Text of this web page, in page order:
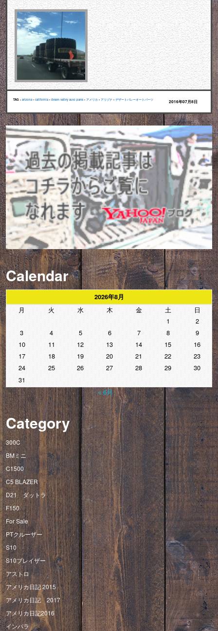
TAG : arizona • california • desert valley auto parts • アメリカ • アリゾナ • デザートバレーオートパーツ 2016年07月8日
Calendar
2026年8月
月 火 水 木 金 土
日
1
2
3
4 5 6 7 8
9
10
11 12 13 14 15
16
17
18 19 20 21 22
23
24
25 26 27 28 29
30
31
« 6月
Category
300C
BMミニ
C1500
C5 BLAZER
D21 ダットラ
F150
For Sale
PTクルーザー
S10
S10ブレイザー
アストロ
アメリカ日記 2015
アメリカ日記 2017
アメリカ日記2016
インパラ